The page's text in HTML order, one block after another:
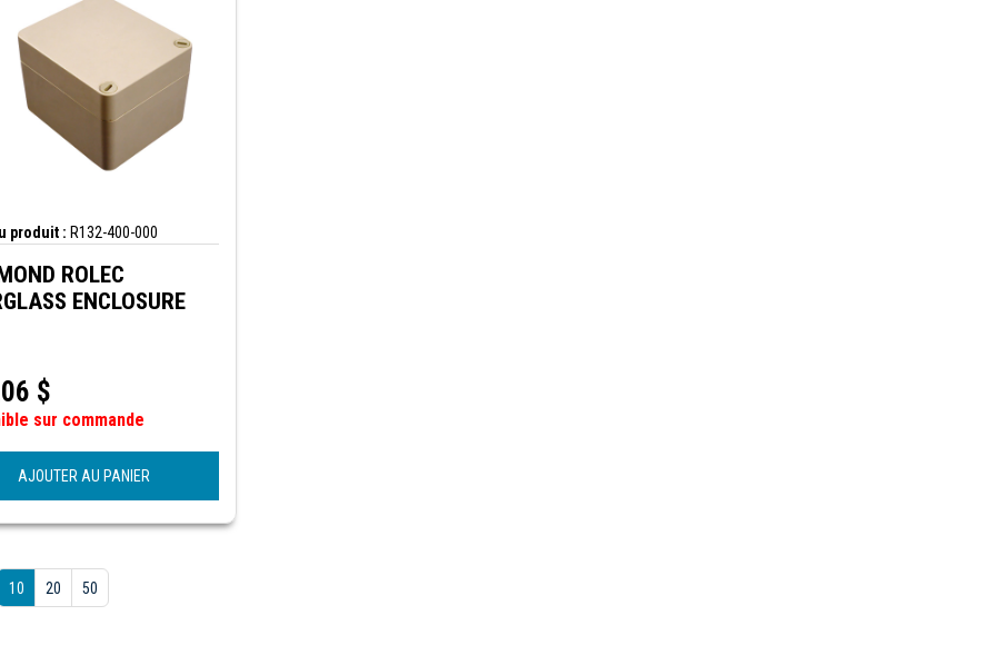
produit : R132-400-000
ROLEC
ENCLOSURE
$
sur commande
AJOUTER AU PANIER
10 20 50